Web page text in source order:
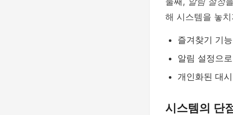
해 시스템을 놓
즐겨찾기 기
알림 설정으
개인화된 대
시스템의 단